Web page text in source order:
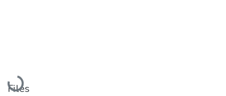
Loading...
Files